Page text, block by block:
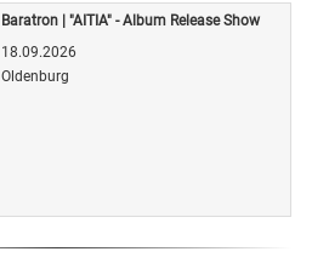
Baratron | "AITIA" - Album Release Show
18.09.2026
Oldenburg